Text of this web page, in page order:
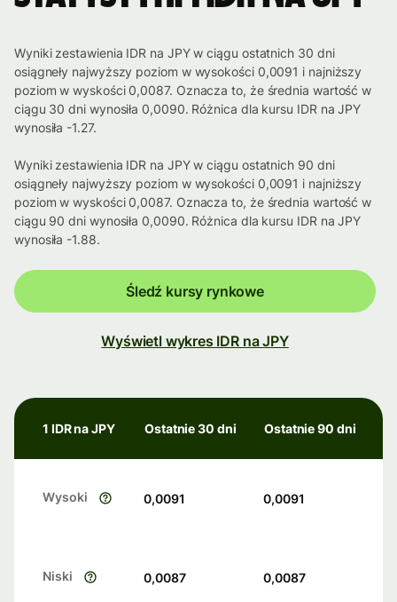
Wyniki zestawienia IDR na JPY w ciągu ostatnich 30 dni
osiągneły najwyższy poziom w wysokości 0,0091 i najniższy
poziom w wyskości 0,0087. Oznacza to, że średnia wartość w
ciągu 30 dni wynosiła 0,0090. Różnica dla kursu IDR na JPY
wynosiła -1.27.
Wyniki zestawienia IDR na JPY w ciągu ostatnich 90 dni
osiągneły najwyższy poziom w wysokości 0,0091 i najniższy
poziom w wyskości 0,0087. Oznacza to, że średnia wartość w
ciągu 90 dni wynosiła 0,0090. Różnica dla kursu IDR na JPY
wynosiła -1.88.
Śledź kursy rynkowe
Wyświetl wykres IDR na JPY
1 IDR na JPY Ostatnie 30 dni Ostatnie 90 dni
Wysoki 0,0091 0,0091
Niski 0,0087 0,0087